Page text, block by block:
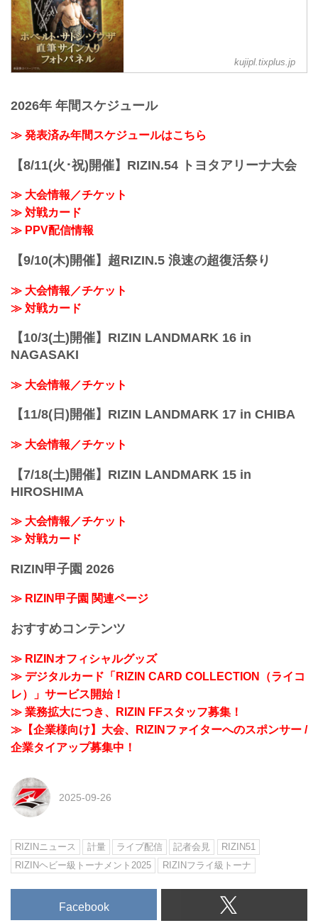
PPV販売スケジュール一覧
期間 応援
kujipl.tixplus.jp
2026年 年間スケジュール
≫ 発表済み年間スケジュールはこちら
【8/11(火･祝)開催】RIZIN.54 トヨタアリーナ大会
≫ 大会情報／チケット
≫ 対戦カード
≫ PPV配信情報
【9/10(木)開催】超RIZIN.5 浪速の超復活祭り
≫ 大会情報／チケット
≫ 対戦カード
【10/3(土)開催】RIZIN LANDMARK 16 in
NAGASAKI
≫ 大会情報／チケット
【11/8(日)開催】RIZIN LANDMARK 17 in CHIBA
≫ 大会情報／チケット
【7/18(土)開催】RIZIN LANDMARK 15 in
HIROSHIMA
≫ 大会情報／チケット
≫ 対戦カード
RIZIN甲子園 2026
≫ RIZIN甲子園 関連ページ
おすすめコンテンツ
≫ RIZINオフィシャルグッズ
≫ デジタルカード「RIZIN CARD COLLECTION（ライコ
レ）」サービス開始！
≫ 業務拡大につき、RIZIN FFスタッフ募集！
≫【企業様向け】大会、RIZINファイターへのスポンサー /
企業タイアップ募集中！
2025-09-26
RIZINニュース 計量 ライブ配信 記者会見
RIZIN51
RIZINヘビー級トーナメント2025
RIZINフライ級トーナ
Facebook